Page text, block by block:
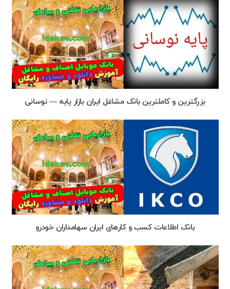
بزرگترین و کاملترین بانک مشاغل ایران بازار پایه — نوسانی
بانک اطلاعات کسب و کارهای ایران سهامداران خودرو